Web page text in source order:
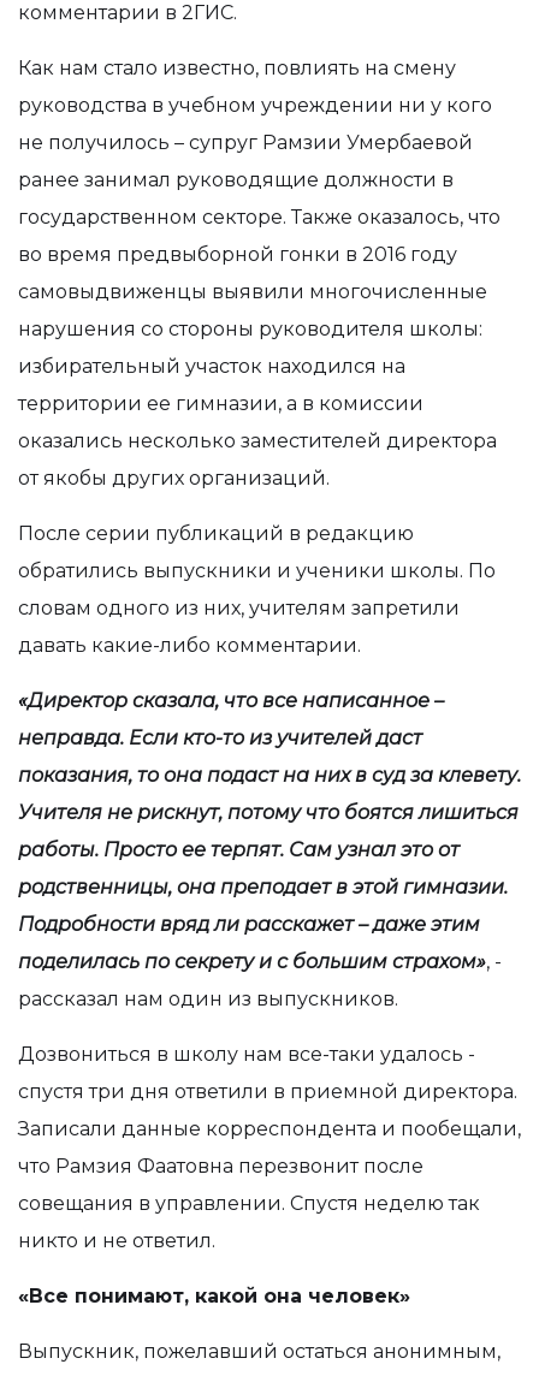
комментарии в 2ГИС.
Как нам стало известно, повлиять на смену
руководства в учебном учреждении ни у кого
не получилось – супруг Рамзии Умербаевой
ранее занимал руководящие должности в
государственном секторе. Также оказалось, что
во время предвыборной гонки в 2016 году
самовыдвиженцы выявили многочисленные
нарушения со стороны руководителя школы:
избирательный участок находился на
территории ее гимназии, а в комиссии
оказались несколько заместителей директора
от якобы других организаций.
После серии публикаций в редакцию
обратились выпускники и ученики школы. По
словам одного из них, учителям запретили
давать какие-либо комментарии.
«Директор сказала, что все написанное –
неправда. Если кто-то из учителей даст
показания, то она подаст на них в суд за клевету.
Учителя не рискнут, потому что боятся лишиться
работы. Просто ее терпят. Сам узнал это от
родственницы, она преподает в этой гимназии.
Подробности вряд ли расскажет – даже этим
поделилась по секрету и с большим страхом», -
рассказал нам один из выпускников.
Дозвониться в школу нам все-таки удалось -
спустя три дня ответили в приемной директора.
Записали данные корреспондента и пообещали,
что Рамзия Фаатовна перезвонит после
совещания в управлении. Спустя неделю так
никто и не ответил.
«Все понимают, какой она человек»
Выпускник, пожелавший остаться анонимным,